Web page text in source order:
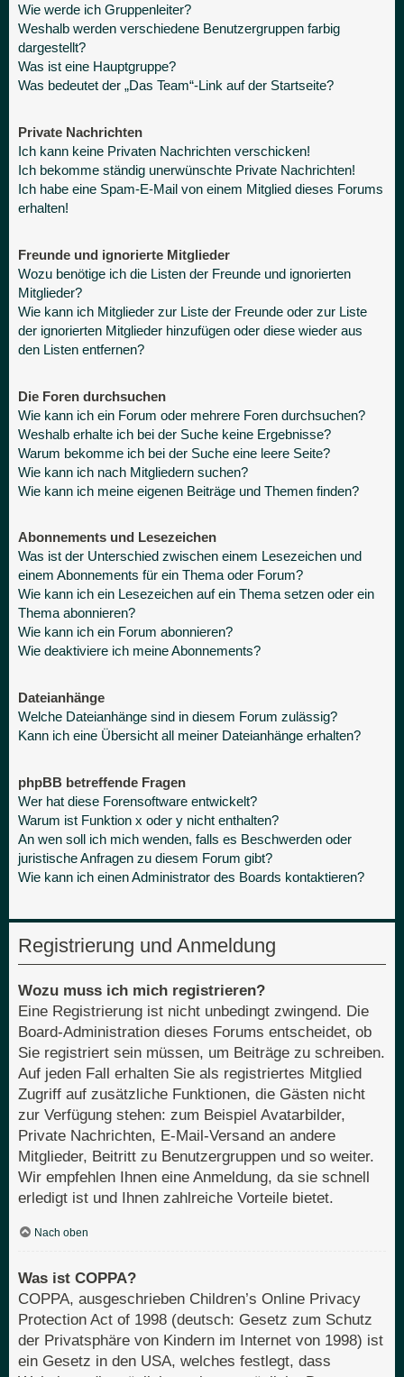
Wie werde ich Gruppenleiter?
Weshalb werden verschiedene Benutzergruppen farbig
dargestellt?
Was ist eine Hauptgruppe?
Was bedeutet der „Das Team“-Link auf der Startseite?
Private Nachrichten
Ich kann keine Privaten Nachrichten verschicken!
Ich bekomme ständig unerwünschte Private Nachrichten!
Ich habe eine Spam-E-Mail von einem Mitglied dieses Forums
erhalten!
Freunde und ignorierte Mitglieder
Wozu benötige ich die Listen der Freunde und ignorierten
Mitglieder?
Wie kann ich Mitglieder zur Liste der Freunde oder zur Liste
der ignorierten Mitglieder hinzufügen oder diese wieder aus
den Listen entfernen?
Die Foren durchsuchen
Wie kann ich ein Forum oder mehrere Foren durchsuchen?
Weshalb erhalte ich bei der Suche keine Ergebnisse?
Warum bekomme ich bei der Suche eine leere Seite?
Wie kann ich nach Mitgliedern suchen?
Wie kann ich meine eigenen Beiträge und Themen finden?
Abonnements und Lesezeichen
Was ist der Unterschied zwischen einem Lesezeichen und
einem Abonnements für ein Thema oder Forum?
Wie kann ich ein Lesezeichen auf ein Thema setzen oder ein
Thema abonnieren?
Wie kann ich ein Forum abonnieren?
Wie deaktiviere ich meine Abonnements?
Dateianhänge
Welche Dateianhänge sind in diesem Forum zulässig?
Kann ich eine Übersicht all meiner Dateianhänge erhalten?
phpBB betreffende Fragen
Wer hat diese Forensoftware entwickelt?
Warum ist Funktion x oder y nicht enthalten?
An wen soll ich mich wenden, falls es Beschwerden oder
juristische Anfragen zu diesem Forum gibt?
Wie kann ich einen Administrator des Boards kontaktieren?
Registrierung und Anmeldung
Wozu muss ich mich registrieren?
Eine Registrierung ist nicht unbedingt zwingend. Die
Board-Administration dieses Forums entscheidet, ob
Sie registriert sein müssen, um Beiträge zu schreiben.
Auf jeden Fall erhalten Sie als registriertes Mitglied
Zugriff auf zusätzliche Funktionen, die Gästen nicht
zur Verfügung stehen: zum Beispiel Avatarbilder,
Private Nachrichten, E-Mail-Versand an andere
Mitglieder, Beitritt zu Benutzergruppen und so weiter.
Wir empfehlen Ihnen eine Anmeldung, da sie schnell
erledigt ist und Ihnen zahlreiche Vorteile bietet.
Nach oben
Was ist COPPA?
COPPA, ausgeschrieben Children’s Online Privacy
Protection Act of 1998 (deutsch: Gesetz zum Schutz
der Privatsphäre von Kindern im Internet von 1998) ist
ein Gesetz in den USA, welches festlegt, dass